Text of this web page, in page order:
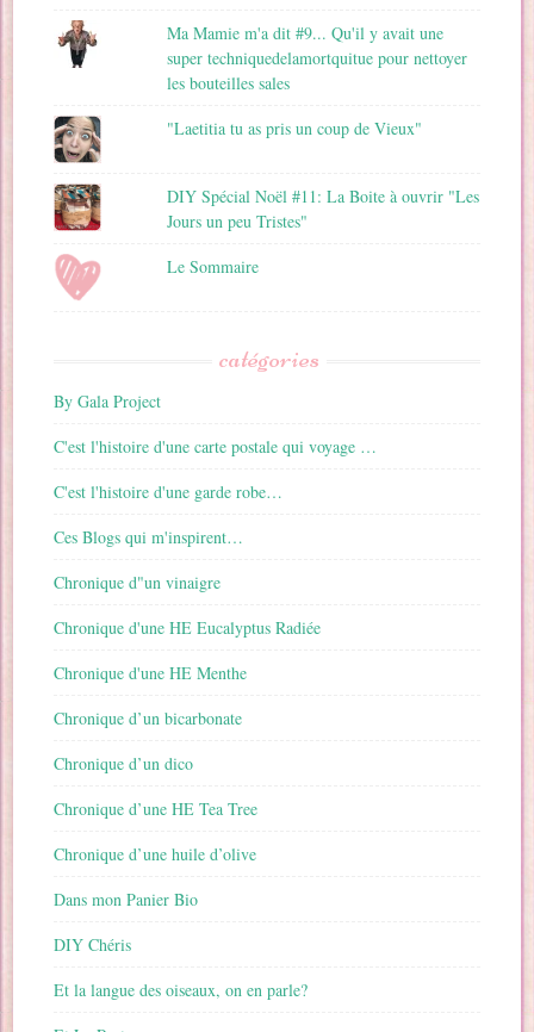
Ma Mamie m'a dit #9... Qu'il y avait une
super techniquedelamortquitue pour nettoyer
les bouteilles sales
"Laetitia tu as pris un coup de Vieux"
DIY Spécial Noël #11: La Boite à ouvrir "Les
Jours un peu Tristes"
Le Sommaire
catégories
By Gala Project
C'est l'histoire d'une carte postale qui voyage …
C'est l'histoire d'une garde robe…
Ces Blogs qui m'inspirent…
Chronique d"un vinaigre
Chronique d'une HE Eucalyptus Radiée
Chronique d'une HE Menthe
Chronique d’un bicarbonate
Chronique d’un dico
Chronique d’une HE Tea Tree
Chronique d’une huile d’olive
Dans mon Panier Bio
DIY Chéris
Et la langue des oiseaux, on en parle?